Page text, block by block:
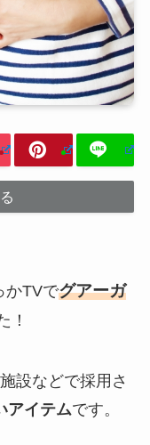
かTVでグアーガ
！
設などで採用さ
アイテムです。